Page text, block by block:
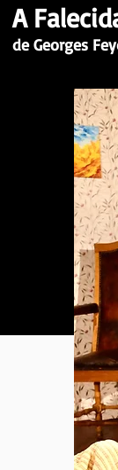
A
de Georges